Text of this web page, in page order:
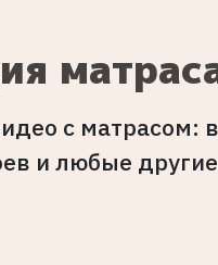
с матрасом:
и любые